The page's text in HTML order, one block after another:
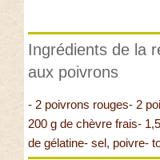
Ingrédients de la
aux poivrons
- 2 poivrons rouges- 2
200 g de chèvre frais-
de gélatine- sel, poivre-